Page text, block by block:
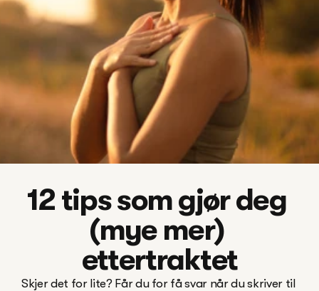
12 tips som gjør deg
(mye mer)
ettertraktet
Skjer det for lite? Får du for få svar når du skriver til